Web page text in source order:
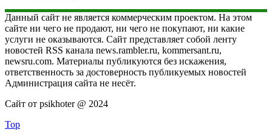
Данный сайт не является коммерческим проектом. На этом
сайте ни чего не продают, ни чего не покупают, ни какие
услуги не оказываются. Сайт представляет собой ленту
новостей RSS канала news.rambler.ru, kommersant.ru,
newsru.com. Материалы публикуются без искажения,
ответственность за достоверность публикуемых новостей
Администрация сайта не несёт.
Сайт от psikhoter @ 2024
Top